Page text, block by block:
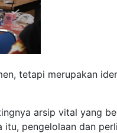
tetapi merupakan
arsip vital yang
itu, pengelolaan dan